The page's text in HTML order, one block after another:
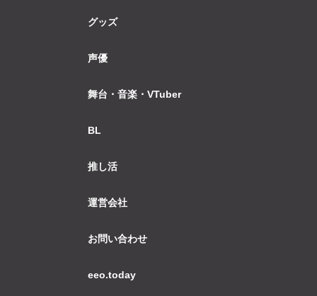
グッズ
声優
舞台・音楽・VTuber
BL
推し活
運営会社
お問い合わせ
eeo.today